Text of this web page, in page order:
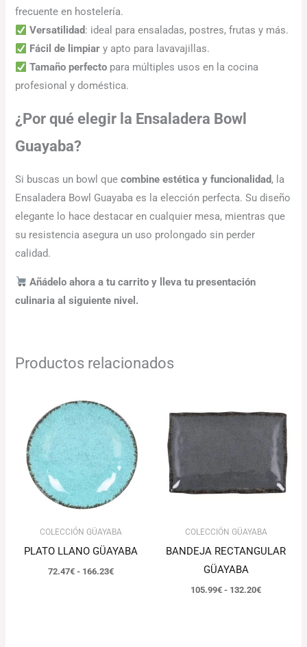
frecuente en hostelería.
Versatilidad: ideal para ensaladas, postres, frutas y más.
Fácil de limpiar y apto para lavavajillas.
Tamaño perfecto para múltiples usos en la cocina
profesional y doméstica.
¿Por qué elegir la Ensaladera Bowl
Guayaba?
Si buscas un bowl quecombine estética y funcionalidad, la
Ensaladera Bowl Guayaba es la elección perfecta. Su diseño
elegante lo hace destacar en cualquier mesa, mientras que
su resistencia asegura un uso prolongado sin perder
calidad.
Añádelo ahora a tu carrito y lleva tu presentación
culinaria al siguiente nivel.
Productos relacionados
COLECCIÓN GÜAYABA
PLATO LLANO GÜAYABA
72.47€ - 166.23€
precios:
desde
72.47€
hasta
166.23€
COLECCIÓN GÜAYABA
BANDEJA RECTANGULAR
GÜAYABA
105.99€ - 132.20€
precios:
desde
105.99€
hasta
132.20€